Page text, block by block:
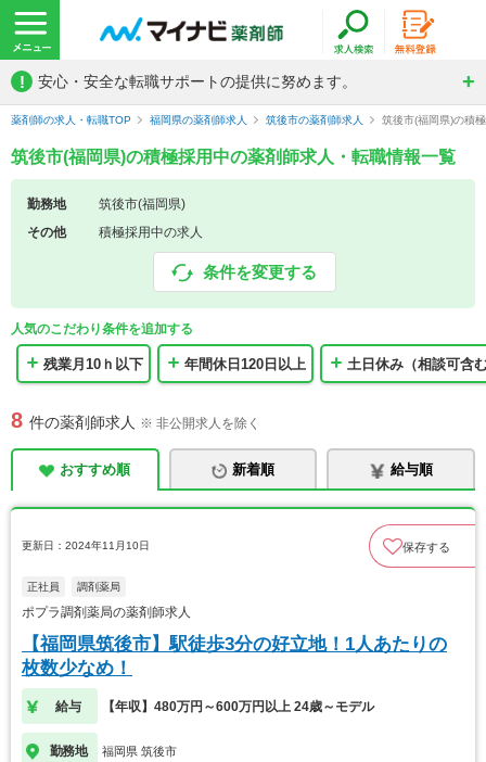
! 安心・安全な転職サポートの提供に努めます。
薬剤師の求人・転職TOP 福岡県の薬剤師求人 筑後市の薬剤師求人 筑後市(福岡県)の積
筑後市(福岡県)の積極採用中の薬剤師求人・転職情報一覧
勤務地
筑後市(福岡県)
その他
積極採用中の求人
条件を変更する
人気のこだわり条件を追加する
残業月10ｈ以下 年間休日120日以上 土日休み（相談可含
8 件の薬剤師求人 ※ 非公開求人を除く
おすすめ順 新着順 給与順
更新日：2024年11月10日 保存する
正社員 調剤薬局
ポプラ調剤薬局の薬剤師求人
【福岡県筑後市】駅徒歩3分の好立地！1人あたりの
枚数少なめ！
給与 【年収】480万円～600万円以上 24歳～モデル
勤務地 福岡県 筑後市